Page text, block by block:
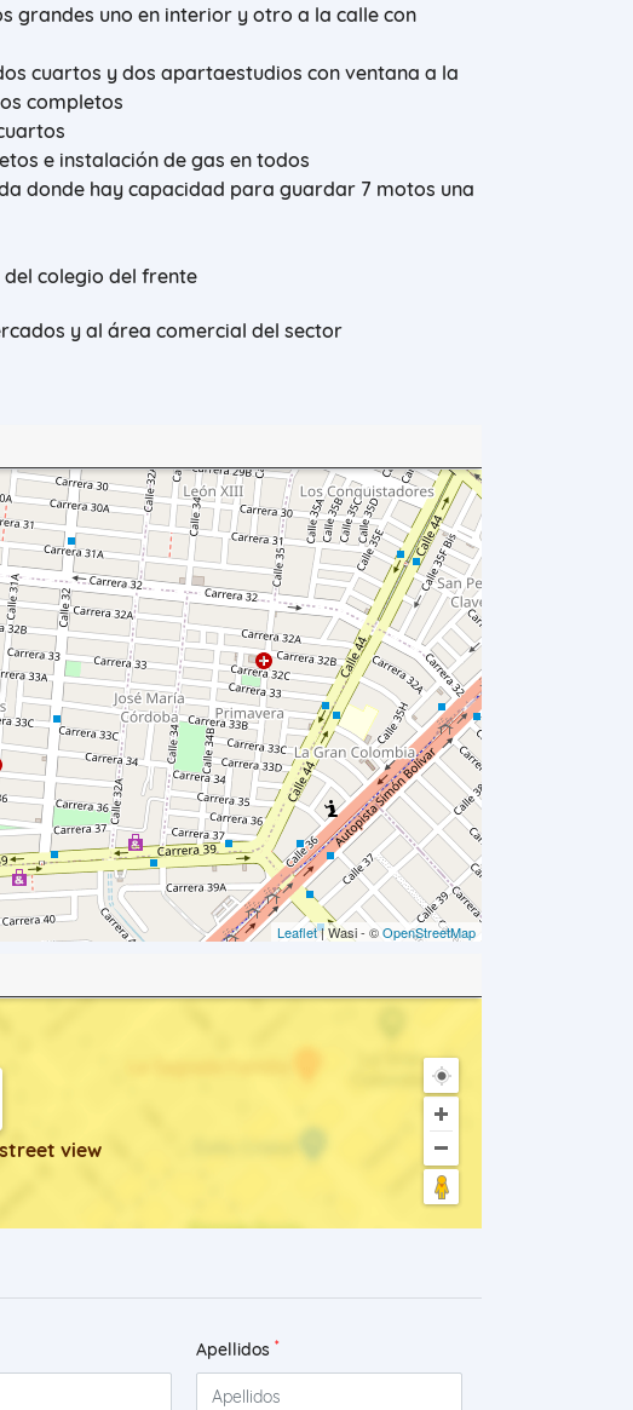
grandes uno en interior y otro a la calle con
cuartos y dos apartaestudios con ventana a la
completos
e instalación de gas en todos
donde hay capacidad para guardar 7 motos una
del colegio del frente
y al área comercial del sector
Leaflet| Wasi - ©OpenStreetMap
street view
Apellidos *